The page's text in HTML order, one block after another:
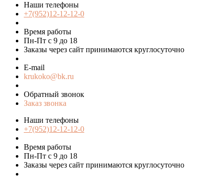
Наши телефоны
+7(952)12-12-12-0
Время работы
Пн-Пт с 9 до 18
Заказы через сайт принимаются круглосуточно
E-mail
krukoko@bk.ru
Обратный звонок
Заказ звонка
Наши телефоны
+7(952)12-12-12-0
Время работы
Пн-Пт с 9 до 18
Заказы через сайт принимаются круглосуточно